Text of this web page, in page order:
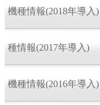
機種情報(2018年導入)
種情報(2017年導入)
機種情報(2016年導入)